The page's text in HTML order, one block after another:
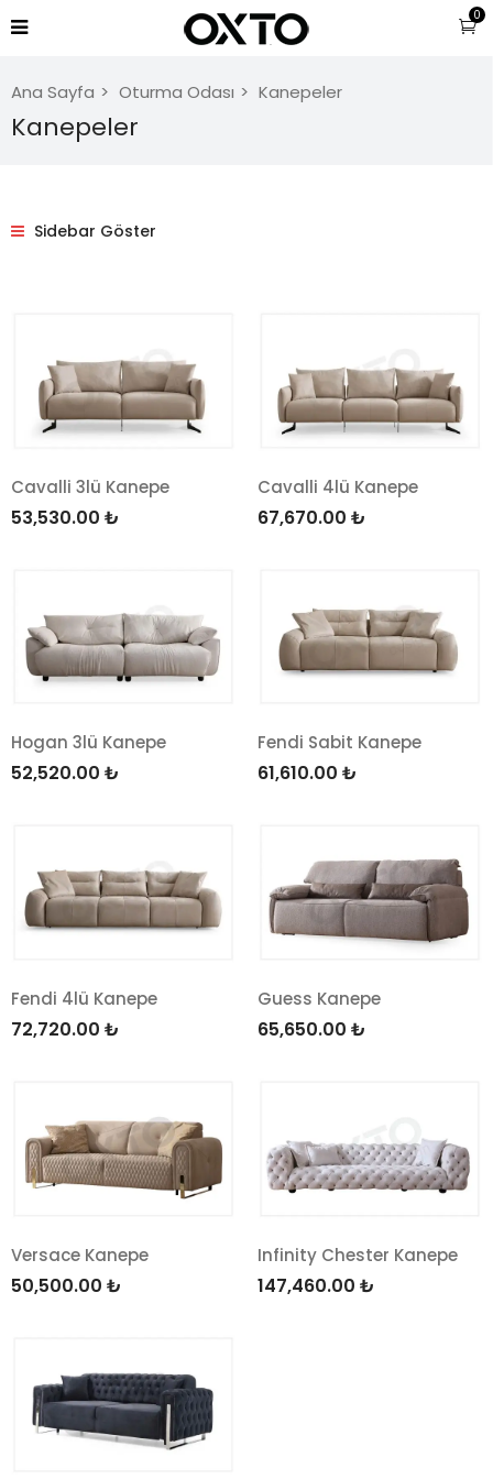
0
Ana Sayfa Oturma Odası Kanepeler
Kanepeler
Sidebar Göster
Cavalli 3lü Kanepe
53,530.00 ₺
Cavalli 4lü Kanepe
67,670.00 ₺
Hogan 3lü Kanepe
52,520.00 ₺
Fendi Sabit Kanepe
61,610.00 ₺
Fendi 4lü Kanepe
72,720.00 ₺
Guess Kanepe
65,650.00 ₺
Versace Kanepe
50,500.00 ₺
Infinity Chester Kanepe
147,460.00 ₺